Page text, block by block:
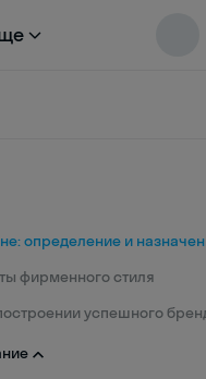
определение и
фирменного стиля
успешного